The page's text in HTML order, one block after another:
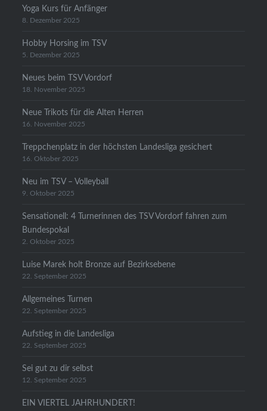
Yoga Kurs für Anfänger
8. Dezember 2025
Hobby Horsing im TSV
5. Dezember 2025
Neues beim TSV Vordorf
18. November 2025
Neue Trikots für die Alten Herren
16. November 2025
Treppchenplatz in der höchsten Landesliga gesichert
16. Oktober 2025
Neu im TSV – Volleyball
9. Oktober 2025
Sensationell: 4 Turnerinnen des TSV Vordorf fahren zum
Bundespokal
2. Oktober 2025
Luise Marek holt Bronze auf Bezirksebene
22. September 2025
Allgemeines Turnen
22. September 2025
Aufstieg in die Landesliga
22. September 2025
Sei gut zu dir selbst
12. September 2025
EIN VIERTEL JAHRHUNDERT!